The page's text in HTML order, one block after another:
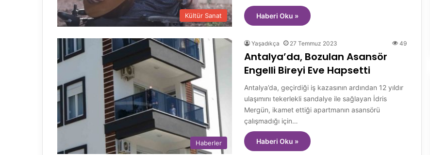
Kültür Sanat Haberi Oku »
Haberler
Yaşadıkça 27 Temmuz 2023 49
Antalya’da, Bozulan Asansör
Engelli Bireyi Eve Hapsetti
Antalya’da, geçirdiği iş kazasının ardından 12 yıldır
ulaşımını tekerlekli sandalye ile sağlayan İdris
Mergün, ikamet ettiği apartmanın asansörü
çalışmadığı için…
Haberi Oku »